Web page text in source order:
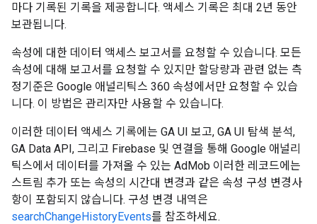
마다 기록된 기록을 제공합니다. 액세스 기록은 최대 2년 동안
보관됩니다.
속성에 대한 데이터 액세스 보고서를 요청할 수 있습니다. 모든
속성에 대해 보고서를 요청할 수 있지만 할당량과 관련 없는 측
정기준은 Google 애널리틱스 360 속성에서만 요청할 수 있습
니다. 이 방법은 관리자만 사용할 수 있습니다.
이러한 데이터 액세스 기록에는 GA UI 보고, GA UI 탐색 분석,
GA Data API, 그리고 Firebase 및 연결을 통해 Google 애널리
틱스에서 데이터를 가져올 수 있는 AdMob 이러한 레코드에는
스트림 추가 또는 속성의 시간대 변경과 같은 속성 구성 변경사
항이 포함되지 않습니다. 구성 변경 내역은
searchChangeHistoryEvents를 참조하세요.